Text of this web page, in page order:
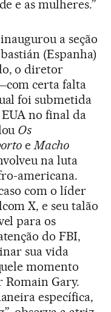
e as mulheres.”
a seção
(Espanha)
o diretor
certa falta
foi submetida
EUA no final da
Os
e Macho
na luta
americana.
com o líder
X, e seu talão
para os
do FBI,
sua vida
momento
Romain Gary.
específica,